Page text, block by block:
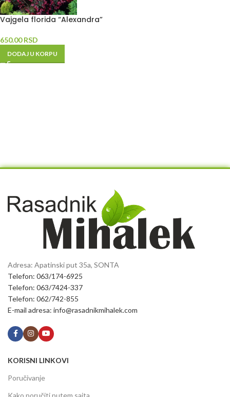
Vajgela florida “Alexandra”
650.00RSD
DODAJ U KORPU
Adresa: Apatinski put 35a, SONTA
Telefon: 063/174-6925
Telefon: 063/7424-337
Telefon: 062/742-855
E-mail adresa: info@rasadnikmihalek.com
KORISNI LINKOVI
Poručivanje
Kako poručiti putem sajta